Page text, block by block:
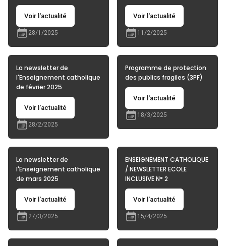
Voir l'actualité
28/1/2025
Voir l'actualité
11/2/2025
La newsletter de
l'Enseignement catholique
de février 2025
Voir l'actualité
28/2/2025
Programme de protection
des publics fragiles (3PF)
Voir l'actualité
18/3/2025
La newsletter de
l'Enseignement catholique
de mars 2025
Voir l'actualité
27/3/2025
ENSEIGNEMENT CATHOLIQUE
/ NEWSLETTER ECOLE
INCLUSIVE N° 2
Voir l'actualité
15/4/2025